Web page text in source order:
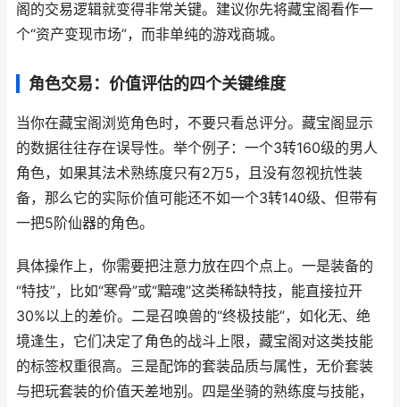
阁的交易逻辑就变得非常关键。建议你先将藏宝阁看作一
个“资产变现市场”，而非单纯的游戏商城。
角色交易：价值评估的四个关键维度
当你在藏宝阁浏览角色时，不要只看总评分。藏宝阁显示
的数据往往存在误导性。举个例子：一个3转160级的男人
角色，如果其法术熟练度只有2万5，且没有忽视抗性装
备，那么它的实际价值可能还不如一个3转140级、但带有
一把5阶仙器的角色。
具体操作上，你需要把注意力放在四个点上。一是装备的
“特技”，比如“寒骨”或“黯魂”这类稀缺特技，能直接拉开
30%以上的差价。二是召唤兽的“终极技能”，如化无、绝
境逢生，它们决定了角色的战斗上限，藏宝阁对这类技能
的标签权重很高。三是配饰的套装品质与属性，无价套装
与把玩套装的价值天差地别。四是坐骑的熟练度与技能，